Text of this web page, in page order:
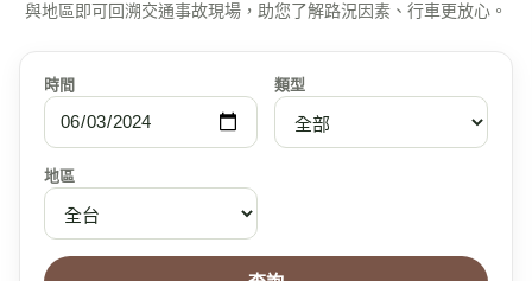
與地區即可回溯交通事故現場，助您了解路況因素、行車更放心。
時間 類型
地區